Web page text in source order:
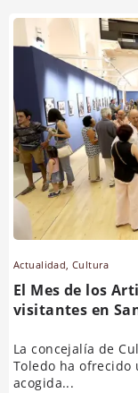
Actualidad,Cultura
El Mes de los
visitantes en
La concejalía de
Toledo ha ofrecido
acogida...